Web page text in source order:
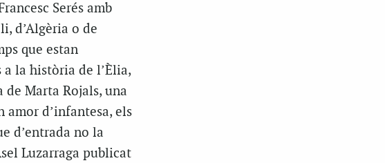
Serés amb
d’Algèria o de
que estan
a la història de l’Èlia,
de Marta Rojals, una
amor d’infantesa, els
d’entrada no la
Luzarraga publicat